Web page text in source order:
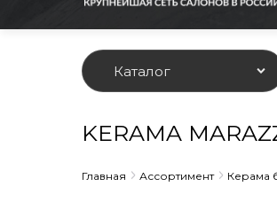
Каталог
KERAMA
Главная Ассортимент Керама